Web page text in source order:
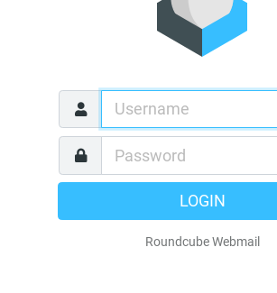
LOGIN
Roundcube Webmail